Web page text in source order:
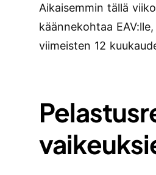
Aikaisemmin tällä
käännekohtaa
viimeisten 12